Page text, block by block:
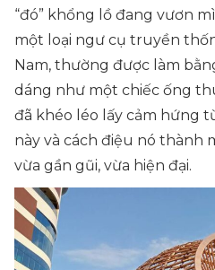
“đó” khổng lồ đang vươn
một loại ngư cụ truyền
Nam, thường được làm
dáng như một chiếc ống
đã khéo léo lấy cảm hứng
này và cách điệu nó
vừa gần gũi, vừa hiện đại.